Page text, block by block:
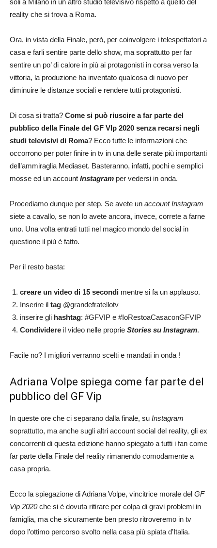
soli a Milano in un altro studio televisivo rispetto a quello del
reality che si trova a Roma.
Ora, in vista della Finale, però, per coinvolgere i telespettatori a
casa e farli sentire parte dello show, ma soprattutto per far
sentire un po’ di calore in più ai protagonisti in corsa verso la
vittoria, la produzione ha inventato qualcosa di nuovo per
diminuire le distanze sociali e rendere tutti protagonisti.
Di cosa si tratta? Come si può riuscire a far parte del
pubblico della Finale del GF VIp 2020 senza recarsi negli
studi televisivi di Roma? Ecco tutte le informazioni che
occorrono per poter finire in tv in una delle serate più importanti
dell’ammiraglia Mediaset. Basteranno, infatti, pochi e semplici
mosse ed un account Instagram per vedersi in onda.
Procediamo dunque per step. Se avete un account Instagram
siete a cavallo, se non lo avete ancora, invece, correte a farne
uno. Una volta entrati tutti nel magico mondo del social in
questione il più è fatto.
Per il resto basta:
creare un video di 15 secondi mentre si fa un applauso.
Inserire il tag @grandefratellotv
inserire gli hashtag: #GFVIP e #IoRestoaCasaconGFVIP
Condividere il video nelle proprie Stories su Instagram.
Facile no? I migliori verranno scelti e mandati in onda !
Adriana Volpe spiega come far parte del
pubblico del GF Vip
In queste ore che ci separano dalla finale, su Instagram
soprattutto, ma anche sugli altri account social del reality, gli ex
concorrenti di questa edizione hanno spiegato a tutti i fan come
far parte della Finale del reality rimanendo comodamente a
casa propria.
Ecco la spiegazione di Adriana Volpe, vincitrice morale del GF
Vip 2020che si è dovuta ritirare per colpa di gravi problemi in
famiglia, ma che sicuramente ben presto ritroveremo in tv
dopo l’ottimo percorso svolto nella casa più spiata d’Italia.